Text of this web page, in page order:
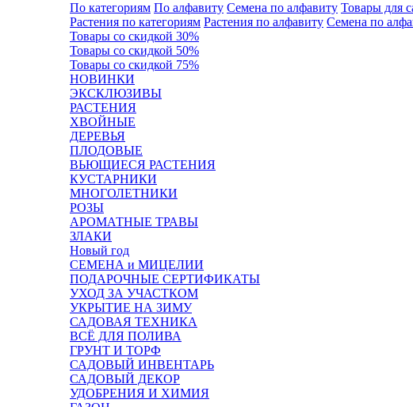
По категориям По алфавиту Семена по алфавиту Товары для
Растения по категориям Растения по алфавиту Семена по
Товары со скидкой 30%
Товары со скидкой 50%
Товары со скидкой 75%
НОВИНКИ
ЭКСКЛЮЗИВЫ
РАСТЕНИЯ
ХВОЙНЫЕ
ДЕРЕВЬЯ
ПЛОДОВЫЕ
ВЬЮЩИЕСЯ РАСТЕНИЯ
КУСТАРНИКИ
МНОГОЛЕТНИКИ
РОЗЫ
АРОМАТНЫЕ ТРАВЫ
ЗЛАКИ
Новый год
СЕМЕНА и МИЦЕЛИИ
ПОДАРОЧНЫЕ СЕРТИФИКАТЫ
УХОД ЗА УЧАСТКОМ
УКРЫТИЕ НА ЗИМУ
САДОВАЯ ТЕХНИКА
ВСЁ ДЛЯ ПОЛИВА
ГРУНТ И ТОРФ
САДОВЫЙ ИНВЕНТАРЬ
САДОВЫЙ ДЕКОР
УДОБРЕНИЯ И ХИМИЯ